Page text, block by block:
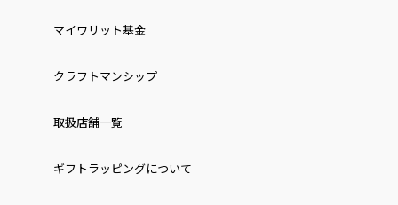
マイワリット基金
クラフトマンシップ
取扱店舗一覧
ギフトラッピングについて